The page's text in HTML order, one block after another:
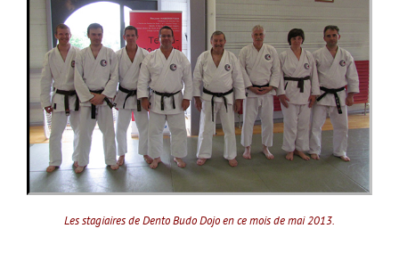
Les stagiaires de Dento Budo Dojo en ce mois de mai 2013.